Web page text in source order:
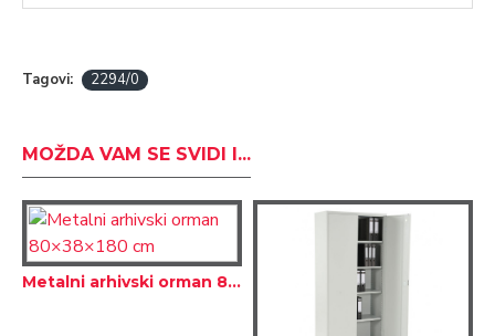
Tagovi: 2294/0
MOŽDA VAM SE SVIDI I...
Metalni arhivski orman 80×38×180 cm